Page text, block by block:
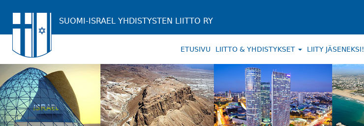
SUOMI-ISRAEL YHDISTYSTEN LIITTO RY
ETUSIVU LIITTO & YHDISTYKSET LIITY JÄSENEKSI!